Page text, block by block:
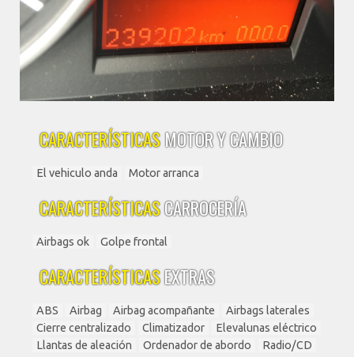
CARACTERÍSTICASMOTOR Y CAMBIO
El vehiculo anda Motor arranca
CARACTERÍSTICASCARROCERÍA
Airbags ok Golpe frontal
CARACTERÍSTICASEXTRAS
ABS Airbag Airbag acompañante
Airbags laterales
Cierre centralizado
Climatizador
Elevalunas eléctrico
Llantas de aleación
Ordenador de abordo Radio/CD